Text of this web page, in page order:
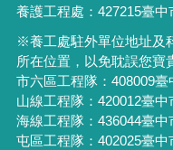
養護工程處：427215臺
※養工處駐外單位地址及
所在位置，以免耽誤您寶
市六區工程隊：408009
山線工程隊：420012臺
海線工程隊：436044臺
屯區工程隊：402025臺中